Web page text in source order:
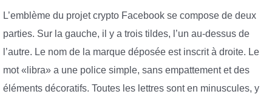
L’emblème du projet crypto Facebook se compose de deux
parties. Sur la gauche, il y a trois tildes, l’un au-dessus de
l’autre. Le nom de la marque déposée est inscrit à droite. Le
mot «libra» a une police simple, sans empattement et des
éléments décoratifs. Toutes les lettres sont en minuscules, y